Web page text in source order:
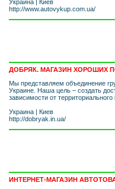
Украина | Киев
http://www.autovykup.com.ua/
ДОБРЯК. МАГАЗИН ХОРОШИХ
Мы представляем объединение
Украине. Наша цель – создать
зависимости от
Украина | Киев
http://dobryak.in.ua/
ИНТЕРНЕТ-МАГАЗИН